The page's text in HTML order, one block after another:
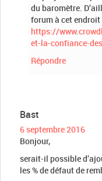
du baromètre.
forum à cet endroit
https://
et-la-confiance-
Répondre
Bast
6 septembre 2016
Bonjour,
serait-il possible
les % de défaut de